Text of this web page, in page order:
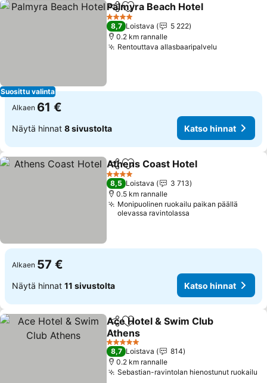
Suosittu valinta
Jaa Lisää suosikkeihin
Palmyra Beach Hotel
4 Tähtiluokitus
8,7 Loistava
5 222
0.2 km rannalle
Rentouttava allasbaaripalvelu
Alkaen 61 €
Näytä hinnat 8 sivustolta Katso hinnat
Jaa Lisää suosikkeihin
Athens Coast Hotel
4 Tähtiluokitus
8,5 Loistava
3 713
0.5 km rannalle
Monipuolinen ruokailu paikan päällä
olevassa ravintolassa
Alkaen 57 €
Näytä hinnat 11 sivustolta Katso hinnat
Jaa Lisää suosikkeihin
Ace Hotel & Swim Club
Athens
5 Tähtiluokitus
8,7 Loistava
814
0.2 km rannalle
Sebastian-ravintolan hienostunut ruokailu